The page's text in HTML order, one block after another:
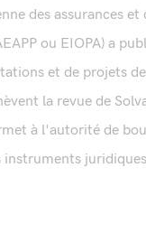
des assurances et
ou EIOPA) a
et de projets
la revue de
à l'autorité de
instruments